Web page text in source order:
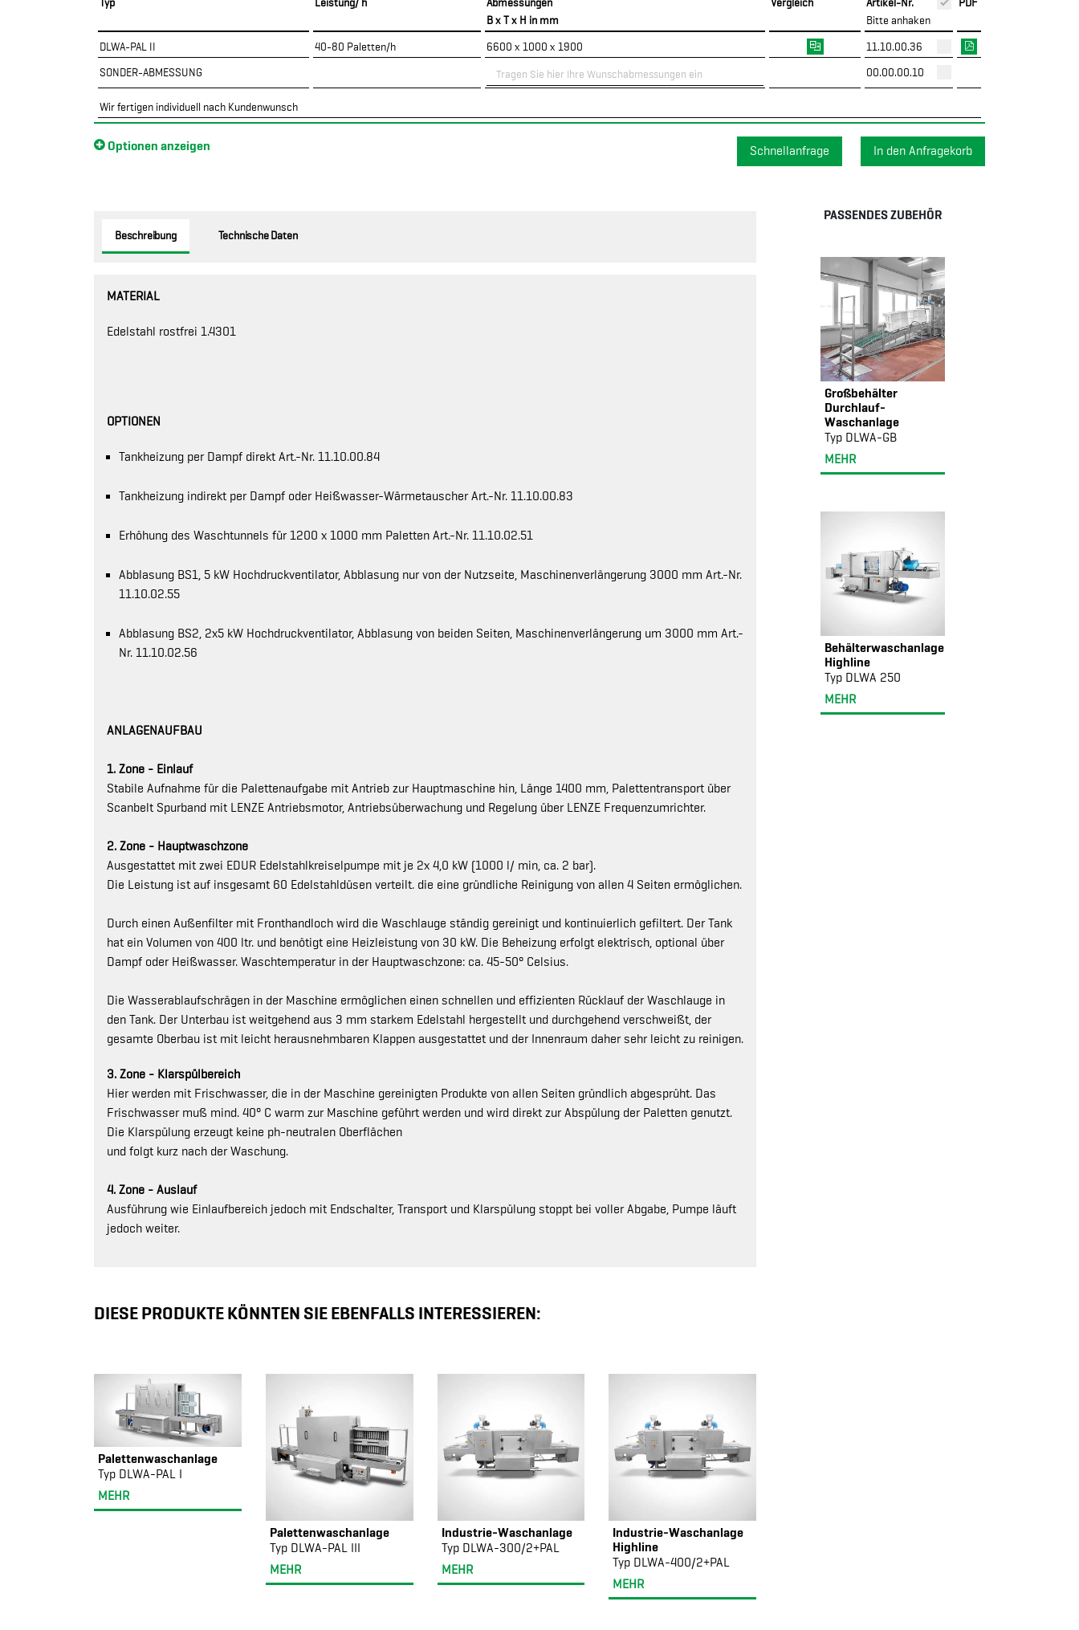
B x T x H in mm
Bitte anhaken
DLWA-PAL II 40-80 Paletten/h 6600 x 1000 x 1900
11.10.00.36
SONDER-ABMESSUNG
00.00.00.10
Wir fertigen individuell nach Kundenwunsch
Optionen anzeigen Schnellanfrage
Beschreibung Technische Daten
MATERIAL
Edelstahl rostfrei 1.4301
OPTIONEN
Tankheizung per Dampf direkt Art.-Nr. 11.10.00.84
Tankheizung indirekt per Dampf oder Heißwasser-Wärmetauscher Art.-Nr. 11.10.00.83
Erhöhung des Waschtunnels für 1200 x 1000 mm Paletten Art.-Nr. 11.10.02.51
Abblasung BS1, 5 kW Hochdruckventilator, Abblasung nur von der Nutzseite, Maschinenverlängerung 3000 mm Art.-Nr.
11.10.02.55
Abblasung BS2, 2x5 kW Hochdruckventilator, Abblasung von beiden Seiten, Maschinenverlängerung um 3000 mm Art.-
Nr. 11.10.02.56
ANLAGENAUFBAU
1. Zone - Einlauf
Stabile Aufnahme für die Palettenaufgabe mit Antrieb zur Hauptmaschine hin, Länge 1400 mm, Palettentransport über
Scanbelt Spurband mit LENZE Antriebsmotor, Antriebsüberwachung und Regelung über LENZE Frequenzumrichter.
2. Zone - Hauptwaschzone
Ausgestattet mit zwei EDUR Edelstahlkreiselpumpe mit je 2x 4,0 kW (1000 l/ min, ca. 2 bar).
Die Leistung ist auf insgesamt 60 Edelstahldüsen verteilt. die eine gründliche Reinigung von allen 4 Seiten ermöglichen.
Durch einen Außenfilter mit Fronthandloch wird die Waschlauge ständig gereinigt und kontinuierlich gefiltert. Der Tank
hat ein Volumen von 400 ltr. und benötigt eine Heizleistung von 30 kW. Die Beheizung erfolgt elektrisch, optional über
Dampf oder Heißwasser. Waschtemperatur in der Hauptwaschzone: ca. 45-50° Celsius.
Die Wasserablaufschrägen in der Maschine ermöglichen einen schnellen und effizienten Rücklauf der Waschlauge in
den Tank. Der Unterbau ist weitgehend aus 3 mm starkem Edelstahl hergestellt und durchgehend verschweißt, der
gesamte Oberbau ist mit leicht herausnehmbaren Klappen ausgestattet und der Innenraum daher sehr leicht zu reinigen.
3. Zone - Klarspülbereich
Hier werden mit Frischwasser, die in der Maschine gereinigten Produkte von allen Seiten gründlich abgesprüht. Das
Frischwasser muß mind. 40° C warm zur Maschine geführt werden und wird direkt zur Abspülung der Paletten genutzt.
Die Klarspülung erzeugt keine ph-neutralen Oberflächen
und folgt kurz nach der Waschung.
4. Zone - Auslauf
Ausführung wie Einlaufbereich jedoch mit Endschalter, Transport und Klarspülung stoppt bei voller Abgabe, Pumpe läuft
jedoch weiter.
DIESE PRODUKTE KÖNNTEN SIE EBENFALLS INTERESSIEREN:
Palettenwaschanlage
Typ DLWA-PAL I
MEHR
Palettenwaschanlage
Typ DLWA-PAL III
MEHR
Industrie-Waschanlage
Typ DLWA-300/2+PAL
MEHR
Industrie-Waschanlage
Highline
Typ DLWA-400/2+PAL
MEHR
PASSENDES ZUBEHÖR
Großbehälter
Durchlauf-
Waschanlage
Typ DLWA-GB
MEHR
Behälterwaschanlage
Highline
Typ DLWA 250
MEHR